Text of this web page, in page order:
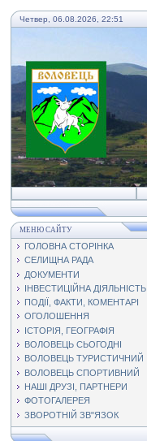
Четвер, 06.08.2026, 22:51
МЕНЮ САЙТУ
ГОЛОВНА СТОРІНКА
СЕЛИЩНА РАДА
ДОКУМЕНТИ
ІНВЕСТИЦІЙНА ДІЯЛЬНІСТЬ
ПОДІЇ, ФАКТИ, КОМЕНТАРІ
ОГОЛОШЕННЯ
ІСТОРІЯ, ГЕОГРАФІЯ
ВОЛОВЕЦЬ СЬОГОДНІ
ВОЛОВЕЦЬ ТУРИСТИЧНИЙ
ВОЛОВЕЦЬ СПОРТИВНИЙ
НАШІ ДРУЗІ, ПАРТНЕРИ
ФОТОГАЛЕРЕЯ
ЗВОРОТНІЙ ЗВ"ЯЗОК